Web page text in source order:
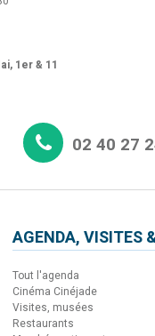
1er & 11
02 40 27
AGENDA, VISITES
Tout l'agenda
Cinéma Cinéjade
Visites, musées
Restaurants